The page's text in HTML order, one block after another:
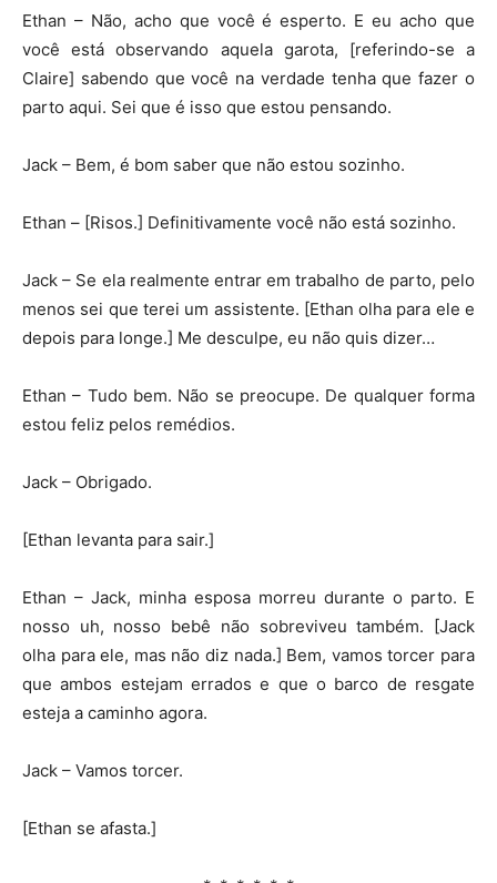
Ethan – Não, acho que você é esperto. E eu acho que
você está observando aquela garota, [referindo-se a
Claire] sabendo que você na verdade tenha que fazer o
parto aqui. Sei que é isso que estou pensando.
Jack – Bem, é bom saber que não estou sozinho.
Ethan – [Risos.] Definitivamente você não está sozinho.
Jack – Se ela realmente entrar em trabalho de parto, pelo
menos sei que terei um assistente. [Ethan olha para ele e
depois para longe.] Me desculpe, eu não quis dizer…
Ethan – Tudo bem. Não se preocupe. De qualquer forma
estou feliz pelos remédios.
Jack – Obrigado.
[Ethan levanta para sair.]
Ethan – Jack, minha esposa morreu durante o parto. E
nosso uh, nosso bebê não sobreviveu também. [Jack
olha para ele, mas não diz nada.] Bem, vamos torcer para
que ambos estejam errados e que o barco de resgate
esteja a caminho agora.
Jack – Vamos torcer.
[Ethan se afasta.]